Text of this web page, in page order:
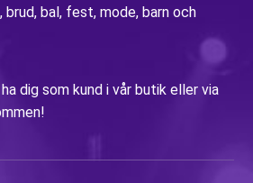
bal, fest, mode, barn och
dig som kund i vår butik eller via